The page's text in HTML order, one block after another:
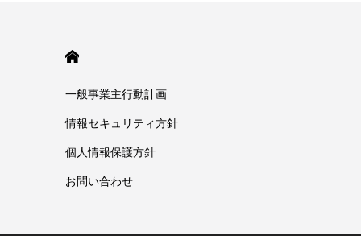
一般事業主行動計画
情報セキュリティ方針
個人情報保護方針
お問い合わせ